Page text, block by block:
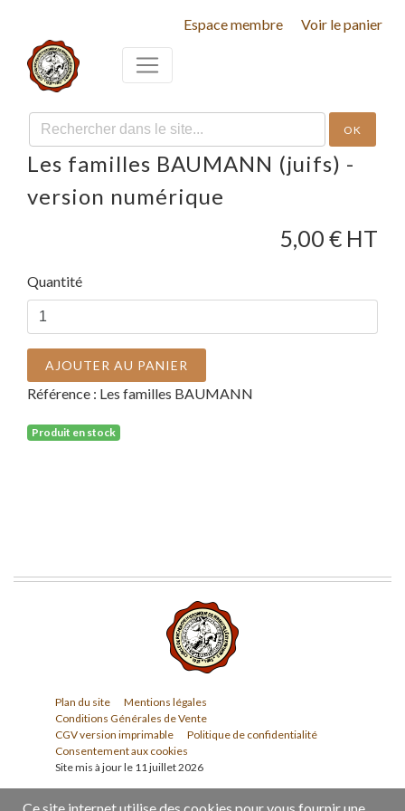
Espace membre Voir le panier
OK
Les familles BAUMANN (juifs) -
version numérique
5,00 € HT
Quantité
AJOUTER AU PANIER
Référence : Les familles BAUMANN
Produit en stock
Plan du site
Mentions légales
Conditions Générales de Vente
CGV version imprimable
Politique de confidentialité
Consentement aux cookies
Site mis à jour le 11 juillet 2026